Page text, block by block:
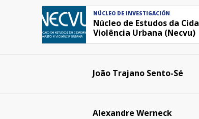
NÚCLEO DE INVESTIGACIÓN
Núcleo de Estudos da
Violência Urbana (Necvu)
João Trajano Sento-Sé
Alexandre Werneck